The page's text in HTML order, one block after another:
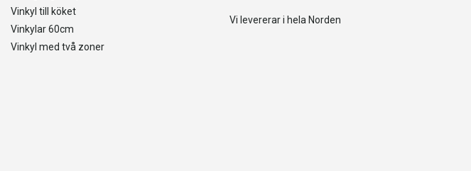
Vinkyl till köket
Vinkylar 60cm
Vinkyl med två zoner
Vi levererar i hela Norden